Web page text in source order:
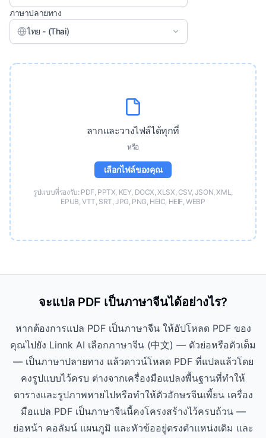
ภาษาปลายทาง
ไทย - (Thai)
ลากและวางไฟล์ได้ทุกที่
หรือ
เลือกไฟล์ของคุณ
รูปแบบที่รองรับ: PDF, PPTX, KEY, DOCX, XLSX, CSV, JSON, XML,
EPUB, VTT, SRT, JPG, PNG, HEIC, HEIF, WEBP
จะแปล PDF เป็นภาษาจีนได้อย่างไร?
หากต้องการแปล PDF เป็นภาษาจีน ให้อัปโหลด PDF ของ
คุณไปยัง Linnk AI เลือกภาษาจีน (中文) — ตัวย่อหรือตัวเต็ม
— เป็นภาษาปลายทาง แล้วดาวน์โหลด PDF ที่แปลแล้วโดย
คงรูปแบบไว้ครบ ต่างจากเครื่องมือแปลงพื้นฐานที่ทำให้
ตารางและรูปภาพหายไปหรือทำให้ตัวอักษรจีนเพี้ยน เครื่อง
มือแปล PDF เป็นภาษาจีนนี้คงโครงสร้างไว้ครบถ้วน —
ย่อหน้า คอลัมน์ แผนภูมิ และหัวข้ออยู่ตรงตำแหน่งเดิม และ